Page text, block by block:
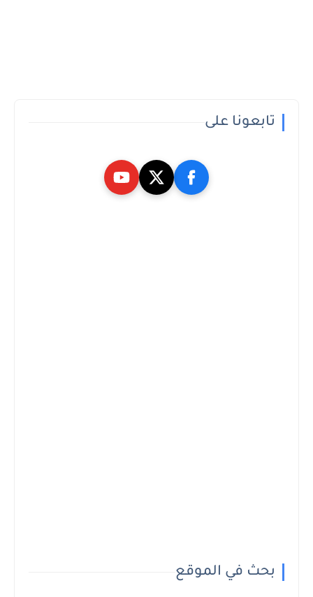
تابعونا على
بحث في الموقع